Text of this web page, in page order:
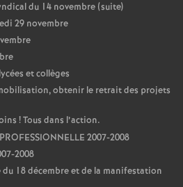
du 14 novembre (suite)
29 novembre
et collèges
obtenir le retrait des projets
! Tous dans l’action.
2007-2008
2008
du 18 décembre et de la manifestation